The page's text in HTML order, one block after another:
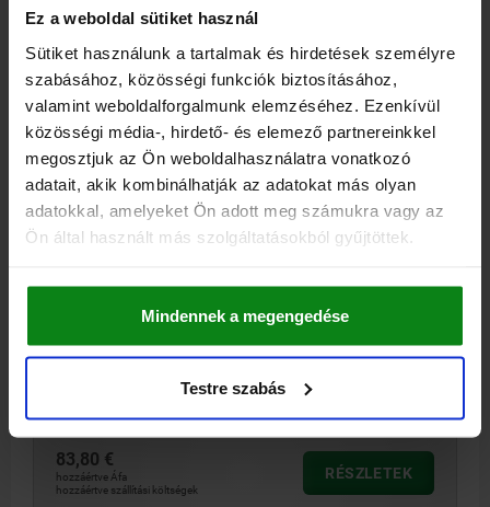
Ez a weboldal sütiket használ
Sütiket használunk a tartalmak és hirdetések személyre
szabásához, közösségi funkciók biztosításához,
valamint weboldalforgalmunk elemzéséhez. Ezenkívül
közösségi média-, hirdető- és elemező partnereinkkel
megosztjuk az Ön weboldalhasználatra vonatkozó
adatait, akik kombinálhatják az adatokat más olyan
adatokkal, amelyeket Ön adott meg számukra vagy az
Ön által használt más szolgáltatásokból gyűjtöttek.
Mindennek a megengedése
Testre szabás
04432
SZORÍTÓ HATSZÖG D=M12, ALAK:B EDZETT ACÉL,
VÁLTOZTATHATÓ
ALAK=B MENET=M12 H=10 H1=22 S (EXCENTER-ÚT)=1
83,80 €
hozzáértve Áfa
hozzáértve szállítási költségek
RÉSZLETEK